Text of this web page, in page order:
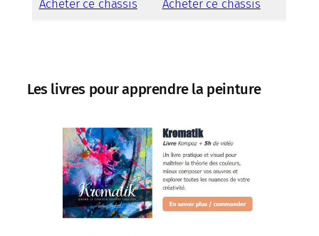
Acheter ce châssis Acheter ce châssis
Les livres pour apprendre la peinture